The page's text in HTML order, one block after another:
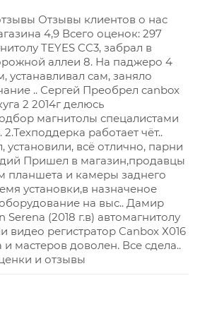
Отзывы клиентов о нас
4,9 Всего оценок: 297
TEYES CC3, забрал в
аллеи 8. На паджеро 4
устанавливал сам, заняло
.. Сергей Преобрел canbox
2 2014г делюсь
магнитолы спецалистами
работает чёт..
всё отлично, парни
Пришел в магазин,продавцы
планшета и камеры заднего
установки,в назначеное
на выс.. Дамир
Serena (2018 г.в) автомагнитолу
видео регистратор Canbox Х016
мастеров доволен. Все сдела..
и отзывы